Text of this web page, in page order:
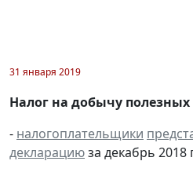
31 января 2019
Налог на добычу
- налогоплательщики
декларациюза декабрь 2018